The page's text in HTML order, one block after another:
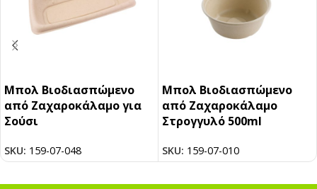
Μπολ Βιοδιασπώμενο
από Ζαχαροκάλαμο για
Σούσι
SKU: 159-07-048
Μπολ Βιοδιασπώμενο
από Ζαχαροκάλαμο
Στρογγυλό 500ml
SKU: 159-07-010